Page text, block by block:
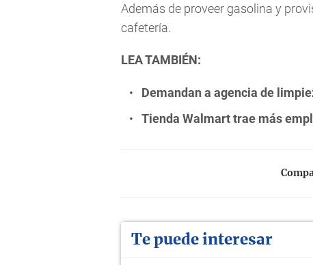
Además de proveer gasolina y
cafetería.
LEA TAMBIÉN:
Demandan a agencia de
Tienda Walmart trae más
Te puede interesar